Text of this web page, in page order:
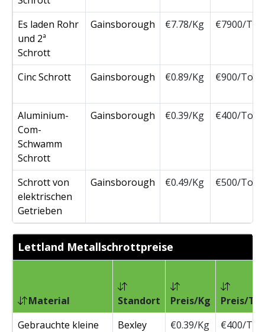
Es laden Rohr
und 2ª
Schrott
Gainsborough €7.78/Kg €7900/Ton
Cinc Schrott Gainsborough €0.89/Kg €900/Ton
Aluminium-
Com-
Schwamm
Schrott
Gainsborough €0.39/Kg €400/Ton
Schrott von
elektrischen
Getrieben
Gainsborough €0.49/Kg €500/Ton
Lettland Metallschrottpreise
Material Standort Preis/Kg
Preis/
Gebrauchte kleine
Bexley €0.39/Kg €400/Ton